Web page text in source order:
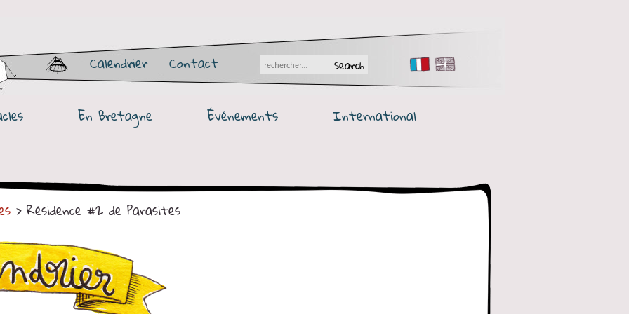
Calendrier Contact FR EN
En Bretagne Événements International
> Résidence #2 de Parasites